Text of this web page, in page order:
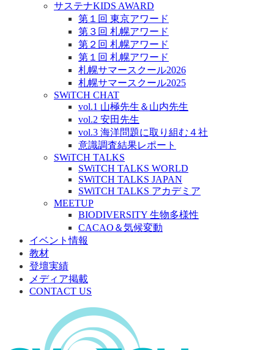
サステナKIDS AWARD
第１回 東京アワード
第３回 札幌アワード
第２回 札幌アワード
第１回 札幌アワード
札幌サマースクール2026
札幌サマースクール2025
SWiTCH CHAT
vol.1 山極先生＆山内先生
vol.2 安田先生
vol.3 海洋問題に取り組む４社
意識調査結果レポート
SWiTCH TALKS
SWiTCH TALKS WORLD
SWiTCH TALKS JAPAN
SWiTCH TALKS アカデミア
MEETUP
BIODIVERSITY 生物多様性
CACAO＆気候変動
イベント情報
教材
登壇実績
メディア掲載
CONTACT US